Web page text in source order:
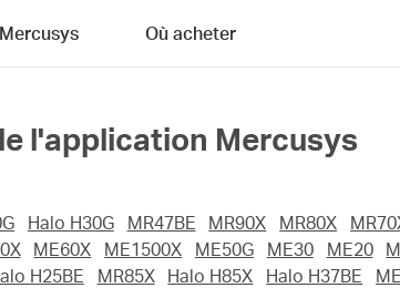
Où acheter
l'application Mercusys
Halo H30G MR47BE MR90X MR80X
ME60X ME1500X ME50G ME30 ME20
H25BE MR85X Halo H85X Halo H37BE